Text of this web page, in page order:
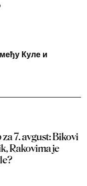
Куле и
7. avgust: Bikovi
Rakovima je